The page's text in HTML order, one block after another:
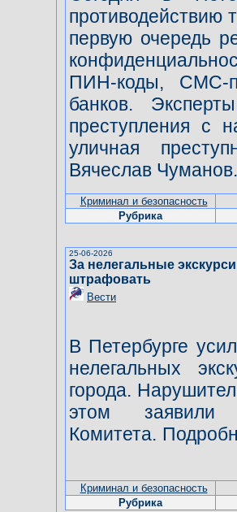
противодействию
первую очередь
ПИН-коды, СМС-
банков.
преступления с
уличная
Вячеслав Чуманов.
Криминал и безопасность
Рубрика
25-06-2026
За нелегальные
штрафовать
Вести
В Петербурге
нелегальных
города.
этом заявили
Комитета.
Криминал и безопасность
Рубрика